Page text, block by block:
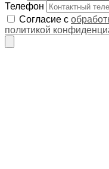
Телефон
Согласие с
политикой